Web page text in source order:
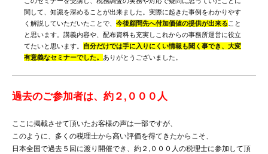
関して、知識を深めることが出来ました。実際に起きた事例をわかりやす
く解説していただいたことで、 今後顧問先へ付加価値の提供が出来る こと
と思います。講義内容や、配布資料も充実しこれからの事務所運営に役立
てたいと思います。 自分だけでは手に入りにくい情報も聞く事でき、大変
有意義なセミナーでした。 ありがとうございました。
過去のご参加者は、約２,０００人
ここに掲載させて頂いたお客様の声は一部ですが、
このように、多くの税理士から高い評価を得てきたからこそ、
日本全国で過去５回に渡り開催でき、約２,０００人の税理士に参加して頂